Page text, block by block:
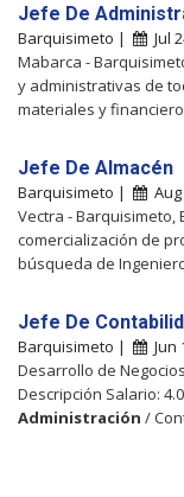
Jefe De
Barquisimeto | Jul
Mabarca -
y administrativas de
materiales y
Jefe De Almacén
Barquisimeto |
Vectra - Barquisimeto,
comercialización de
búsqueda de
Jefe De
Barquisimeto | Jun
Desarrollo de
Descripción Salario:
Administración /